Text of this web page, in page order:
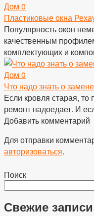
Дом 0
Пластиковые окна
Популярность окон
качественным
комплектующих и
Дом 0
Что надо знать о
Если кровля старая, то
ремонт надоедает. И
Добавить комментарий
Для отправки
авторизоваться.
Поиск
Свежие записи